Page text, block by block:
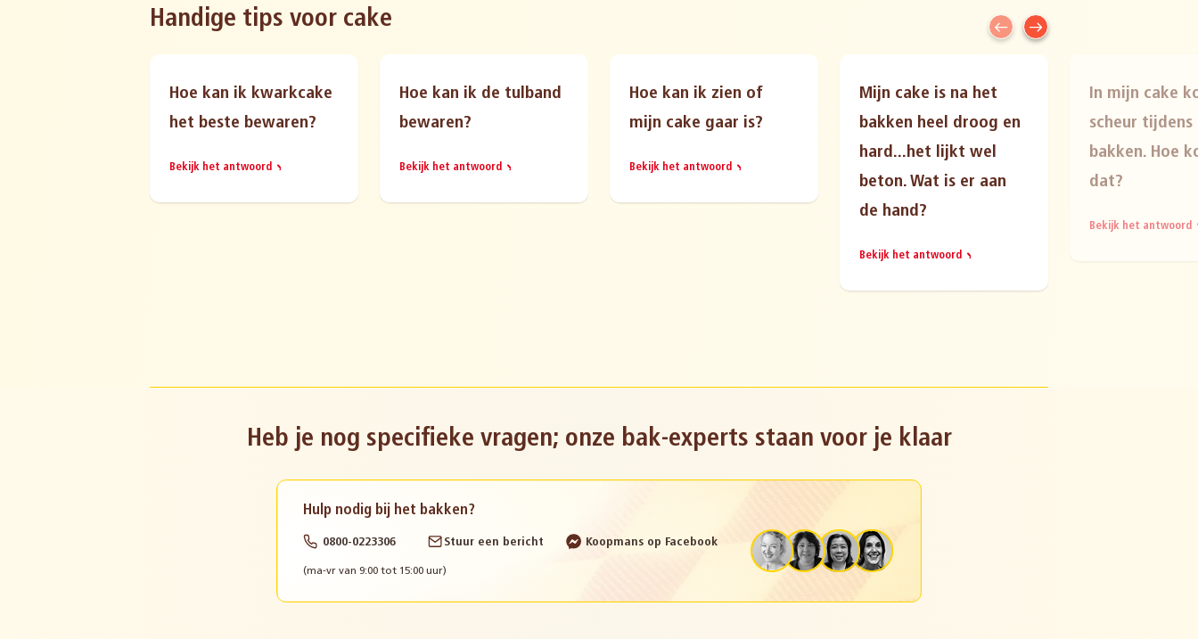
Handige tips voor cake
Hoe kan ik kwarkcake
het beste bewaren?
Bekijk het antwoord
Hoe kan ik de tulband
bewaren?
Bekijk het antwoord
Hoe kan ik zien of
mijn cake gaar is?
Bekijk het antwoord
Mijn cake is na het
bakken heel droog en
hard...het lijkt wel
beton. Wat is er aan
de hand?
Bekijk het antwoord
In mijn cake
scheur tijdens
bakken. Hoe
dat?
Bekijk het antwoord
Heb je nog specifieke vragen; onze bak-experts staan voor je klaar
Hulp nodig bij het bakken?
0800-0223306
(ma-vr van 9:00 tot 15:00 uur)
Stuur een bericht Koopmans op Facebook